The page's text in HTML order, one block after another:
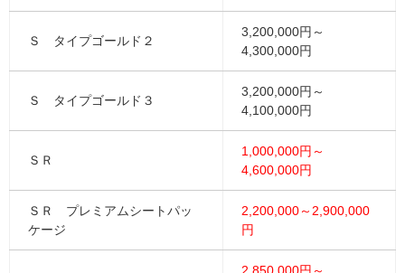
Ｓ タイプゴールド２
3,200,000円～
4,300,000円
Ｓ タイプゴールド３
3,200,000円～
4,100,000円
ＳＲ
1,000,000円～
4,600,000円
ＳＲ プレミアムシートパッ
ケージ
2,200,000～2,900,000
円